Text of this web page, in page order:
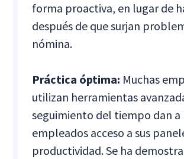
forma proactiva, en lugar de
después de que surjan
nómina.
Práctica óptima: Muchas
utilizan herramientas
seguimiento del tiempo dan a
empleados acceso a sus
productividad. Se ha